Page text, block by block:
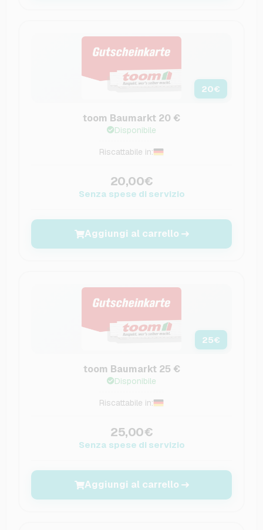
20€
toom Baumarkt 20 €
Disponibile
Riscattabile in:
20,00€
Senza spese di servizio
Aggiungi al carrello
25€
toom Baumarkt 25 €
Disponibile
Riscattabile in:
25,00€
Senza spese di servizio
Aggiungi al carrello